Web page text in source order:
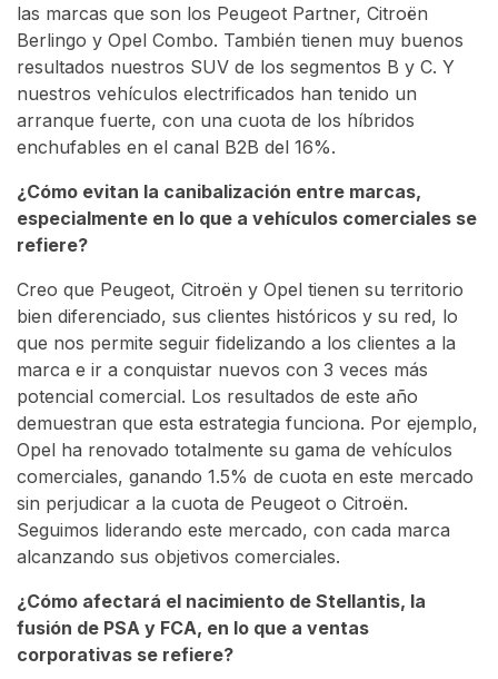
las marcas que son los Peugeot Partner, Citroën
Berlingo y Opel Combo. También tienen muy buenos
resultados nuestros SUV de los segmentos B y C. Y
nuestros vehículos electrificados han tenido un
arranque fuerte, con una cuota de los híbridos
enchufables en el canal B2B del 16%.
¿Cómo evitan la canibalización entre marcas,
especialmente en lo que a vehículos comerciales se
refiere?
Creo que Peugeot, Citroën y Opel tienen su territorio
bien diferenciado, sus clientes históricos y su red, lo
que nos permite seguir fidelizando a los clientes a la
marca e ir a conquistar nuevos con 3 veces más
potencial comercial. Los resultados de este año
demuestran que esta estrategia funciona. Por ejemplo,
Opel ha renovado totalmente su gama de vehículos
comerciales, ganando 1.5% de cuota en este mercado
sin perjudicar a la cuota de Peugeot o Citroën.
Seguimos liderando este mercado, con cada marca
alcanzando sus objetivos comerciales.
¿Cómo afectará el nacimiento de Stellantis, la
fusión de PSA y FCA, en lo que a ventas
corporativas se refiere?